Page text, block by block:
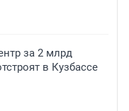
за 2 млрд
в Кузбассе